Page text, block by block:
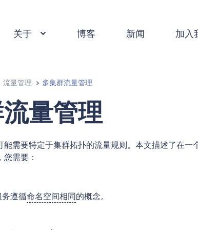
关于 博客 新闻 加入
流量管理 多集群流量管理
量管理
需要特定于集群拓扑的流量规则。本文描述了在一
需要：
务遵循命名空间相同的概念。